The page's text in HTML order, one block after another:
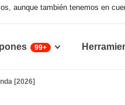
aunque también tenemos en
99+
[2026]